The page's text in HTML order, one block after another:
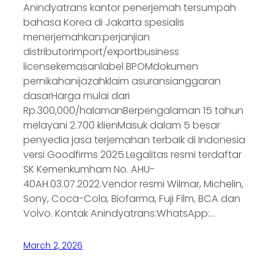
Anindyatrans kantor penerjemah tersumpah
bahasa Korea di Jakarta spesialis
menerjemahkan:perjanjian
distributorimport/exportbusiness
licensekemasanlabel BPOMdokumen
pernikahanijazahklaim asuransianggaran
dasarHarga mulai dari
Rp.300,000/halamanBerpengalaman 15 tahun
melayani 2.700 klienMasuk dalam 5 besar
penyedia jasa terjemahan terbaik di Indonesia
versi Goodfirms 2025.Legalitas resmi terdaftar
SK Kemenkumham No. AHU-
40AH.03.07.2022.Vendor resmi Wilmar, Michelin,
Sony, Coca-Cola, Biofarma, Fuji Film, BCA dan
Volvo. Kontak Anindyatrans:WhatsApp:…
March 2, 2026